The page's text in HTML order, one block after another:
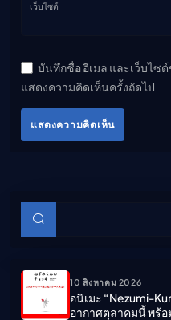
เว็บไซต์
บันทึกชื่อ อีเมล และเว็บไซ
แสดงความคิดเห็นครั้งถัดไป
แสดงความคิดเห็น
บทความย่อย
10 สิงหาคม 2026
อนิเมะ “Nezumi-
อากาศตุลาคมนี้ พร้